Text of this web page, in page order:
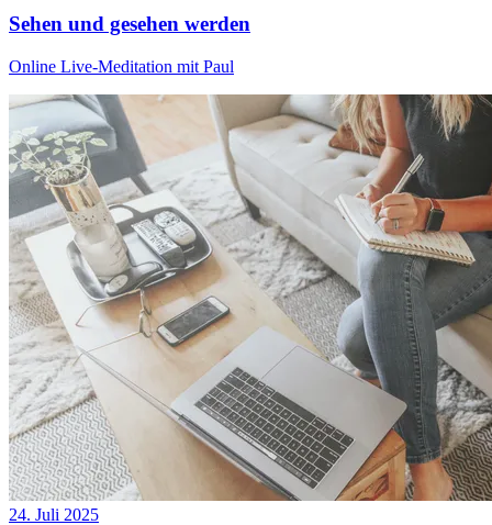
Sehen und gesehen werden
Online Live-Meditation mit Paul
24. Juli 2025